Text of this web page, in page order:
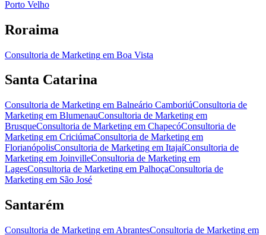
Porto Velho
Roraima
Consultoria de Marketing em Boa Vista
Santa Catarina
Consultoria de Marketing em Balneário CamboriúConsultoria de
Marketing em BlumenauConsultoria de Marketing em
BrusqueConsultoria de Marketing em ChapecóConsultoria de
Marketing em CriciúmaConsultoria de Marketing em
FlorianópolisConsultoria de Marketing em ItajaíConsultoria de
Marketing em JoinvilleConsultoria de Marketing em
LagesConsultoria de Marketing em PalhoçaConsultoria de
Marketing em São José
Santarém
Consultoria de Marketing em AbrantesConsultoria de Marketing em